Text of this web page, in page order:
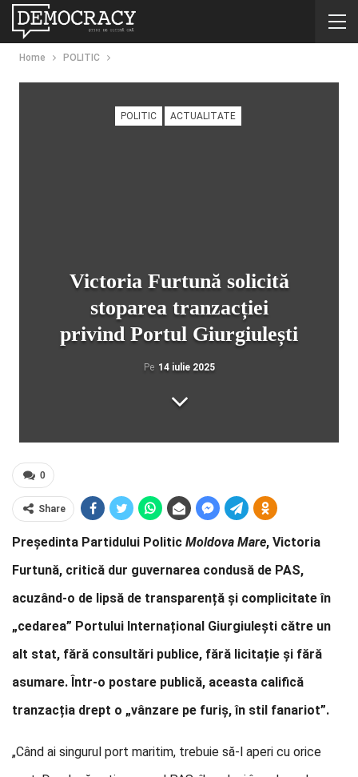
Home POLITIC
POLITIC ACTUALITATE
Victoria Furtună solicită
stoparea tranzacției
privind Portul Giurgiulești
Pe 14 iulie 2025
0
Share
Președinta Partidului Politic Moldova Mare, Victoria
Furtună, critică dur guvernarea condusă de PAS,
acuzând-o de lipsă de transparență și complicitate în
„cedarea” Portului Internațional Giurgiulești către un
alt stat, fără consultări publice, fără licitație și fără
asumare. Într-o postare publică, aceasta califică
tranzacția drept o „vânzare pe furiș, în stil fanariot”.
„Când ai singurul port maritim, trebuie să-l aperi cu orice